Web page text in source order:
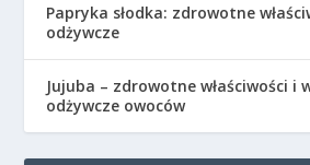
Papryka słodka: zdrowotne
odżywcze
Jujuba – zdrowotne właściwości i
odżywcze owoców